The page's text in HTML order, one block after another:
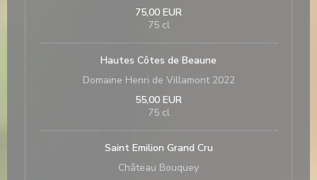
75,00 EUR
75 cl
Hautes Côtes de Beaune
Domaine Henri de Villamont 2022
55,00 EUR
75 cl
Saint Emilion Grand Cru
Château Bouquey